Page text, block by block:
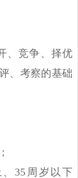
、竞争、择优
、考察的基础
35周岁以下